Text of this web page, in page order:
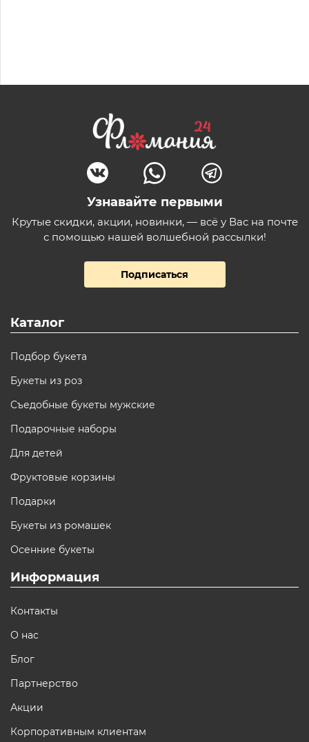
Узнавайте первыми
Крутые скидки, акции, новинки, — всё у Вас на почте
с помощью нашей волшебной рассылки!
Подписаться
Каталог
Подбор букета
Букеты из роз
Съедобные букеты мужские
Подарочные наборы
Для детей
Фруктовые корзины
Подарки
Букеты из ромашек
Осенние букеты
Информация
Контакты
О нас
Блог
Партнерство
Акции
Корпоративным клиентам